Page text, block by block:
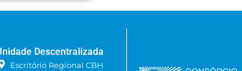
Descentralizada
Escritório Regional CBH